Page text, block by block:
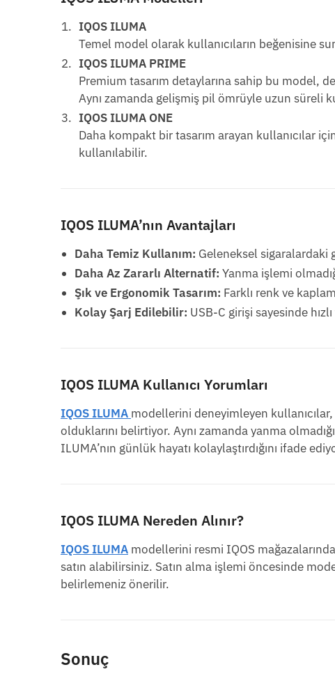
IQOS ILUMA
Temel model olarak kullanıcıların beğenisine
IQOS ILUMA PRIME
Premium tasarım detaylarına sahip bu model,
Aynı zamanda gelişmiş pil ömrüyle uzun süreli
IQOS ILUMA ONE
Daha kompakt bir tasarım arayan kullanıcılar
kullanılabilir.
IQOS ILUMA’nın Avantajları
Daha Temiz Kullanım: Geleneksel
Daha Az Zararlı Alternatif: Yanma işlemi
Şık ve Ergonomik Tasarım: Farklı renk ve
Kolay Şarj Edilebilir: USB-C girişi sayesinde
IQOS ILUMA Kullanıcı Yorumları
IQOS ILUMA modellerini deneyimleyen
olduklarını belirtiyor. Aynı zamanda yanma
ILUMA’nın günlük hayatı kolaylaştırdığını ifade
IQOS ILUMA Nereden Alınır?
IQOS ILUMA modellerini resmi IQOS
satın alabilirsiniz. Satın alma işlemi öncesinde
belirlemeniz önerilir.
Sonuç